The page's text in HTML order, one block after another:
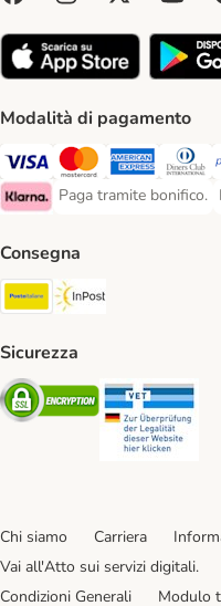
Modalità di pagamento
Paga con Visa. Payment Method
Paga con Mastercard.
Paga conPaga
Klarna Payment Method
Paga tramite bonifico.
Paga tramite bonifico.
Consegna
Poste Italiane. Shipping
Sicurezza
Security
Chi siamo Carriera
Vai all'Atto sui servizi digitali.
Condizioni Generali
Modulo